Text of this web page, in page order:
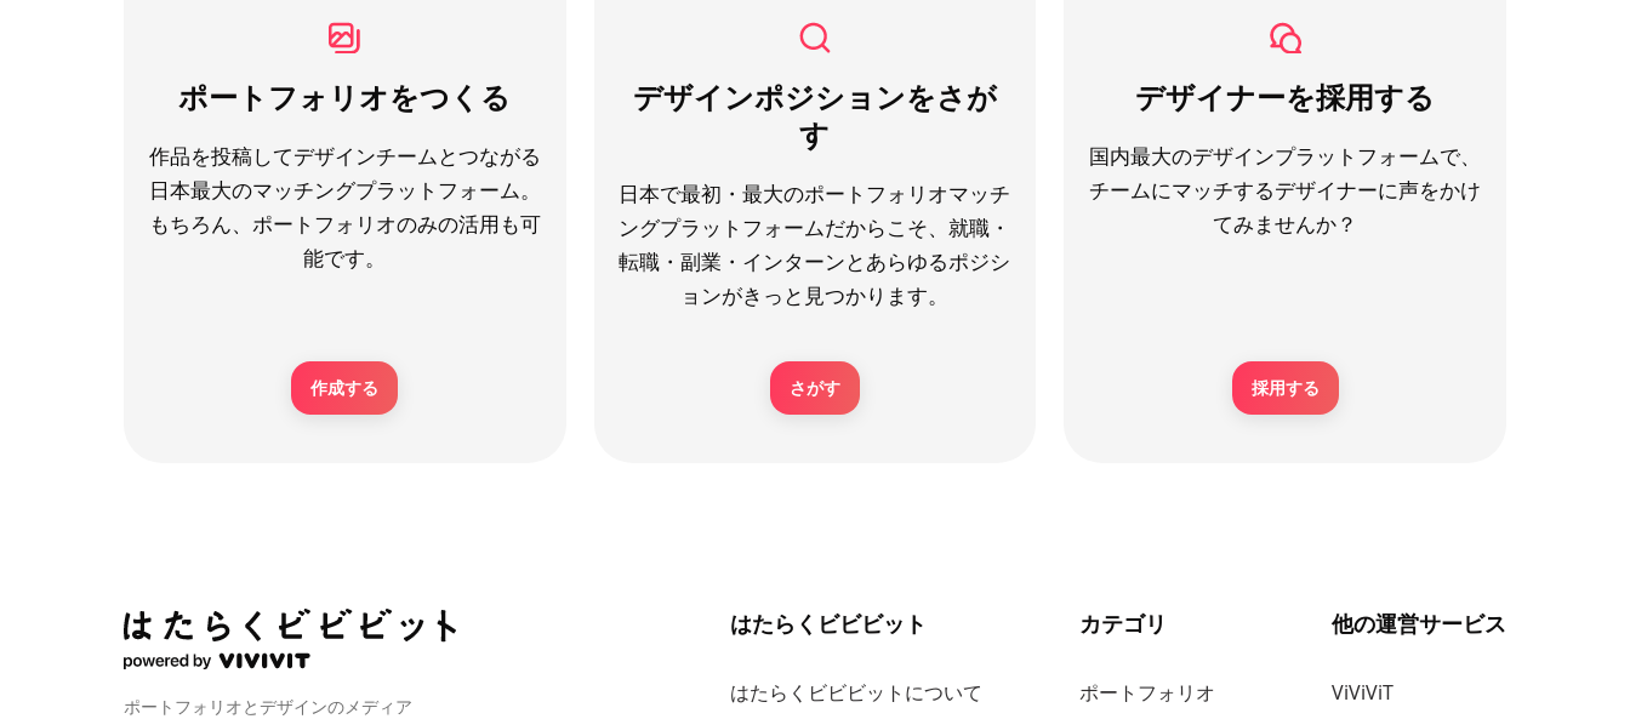
ポートフォリオをつくる
作品を投稿してデザインチームとつながる
日本最大のマッチングプラットフォーム。
もちろん、ポートフォリオのみの活用も可
能です。
作成する
デザインポジションをさが
す
日本で最初・最大のポートフォリオマッチ
ングプラットフォームだからこそ、就職・
転職・副業・インターンとあらゆるポジシ
ョンがきっと見つかります。
さがす
デザイナーを採用する
国内最大のデザインプラットフォームで、
チームにマッチするデザイナーに声をかけ
てみませんか？
採用する
ポートフォリオとデザインのメディア
はたらくビビビット
はたらくビビビットについて
カテゴリ
ポートフォリオ
他の運営サービス
ViViViT